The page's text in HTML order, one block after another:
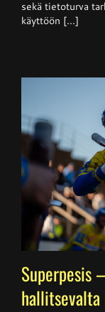
sekä tietoturva
käyttöön [...]
Superpesis